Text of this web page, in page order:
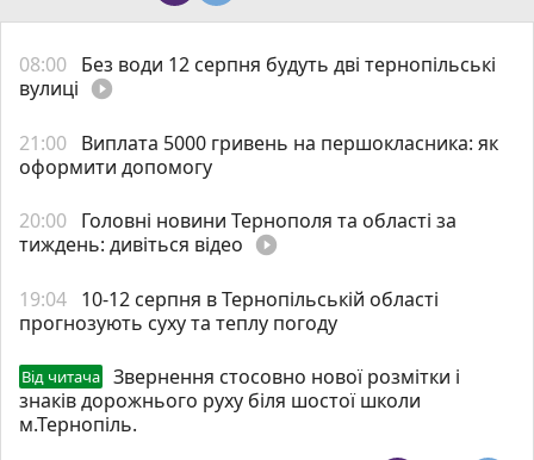
08:00 Без води 12 серпня будуть дві тернопільські
вулиці play_circle_filled
21:00 Виплата 5000 гривень на першокласника: як
оформити допомогу
20:00 Головні новини Тернополя та області за
тиждень: дивіться відео play_circle_filled
19:04 10-12 серпня в Тернопільській області
прогнозують суху та теплу погоду
Від читача
Звернення стосовно нової розмітки і
знаків дорожнього руху біля шостої школи
м.Тернопіль.